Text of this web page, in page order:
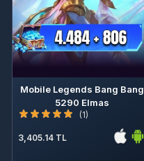
Mobile Legends Bang Bang
5290 Elmas
(1)
3,405.14 TL